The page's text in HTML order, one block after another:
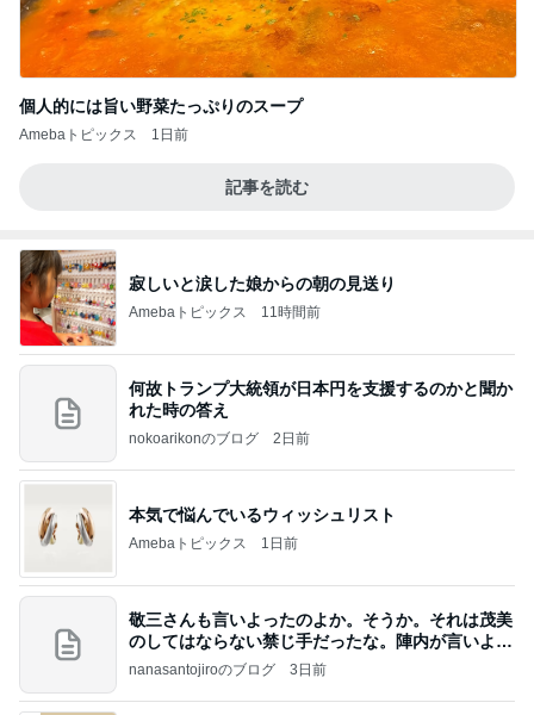
個人的には旨い野菜たっぷりのスープ
Amebaトピックス 1日前
記事を読む
寂しいと涙した娘からの朝の見送り
Amebaトピックス 11時間前
何故トランプ大統領が日本円を支援するのかと聞か
れた時の答え
nokoarikonのブログ 2日前
本気で悩んでいるウィッシュリスト
Amebaトピックス 1日前
敬三さんも言いよったのよか。そうか。それは茂美
のしてはならない禁じ手だったな。陣内が言いよる
のよ
nanasantojiroのブログ 3日前